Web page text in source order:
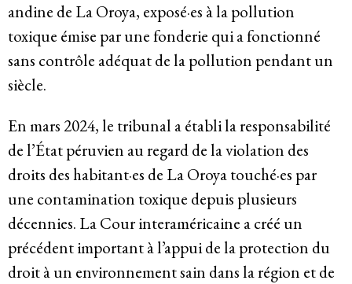
Base de données de jurisprudence
Série de bandes dessinées sur l’emprise
des entreprises
Dernières nouvelles
Participer
Bulletins d’information
andine de La Oroya, exposé·es à la pollution
toxique émise par une fonderie qui a fonctionné
sans contrôle adéquat de la pollution pendant un
siècle.
En mars 2024, le tribunal a établi la responsabilité
de l’État péruvien au regard de la violation des
droits des habitant·es de La Oroya touché·es par
une contamination toxique depuis plusieurs
décennies. La Cour interaméricaine a créé un
précédent important à l’appui de la protection du
droit à un environnement sain dans la région et de